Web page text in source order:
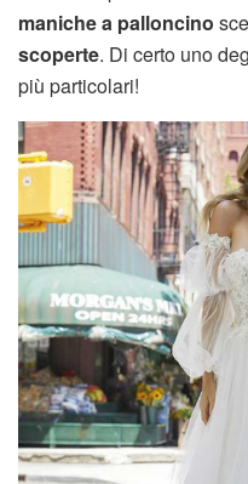
maniche a palloncino
scoperte. Di certo uno
più particolari!